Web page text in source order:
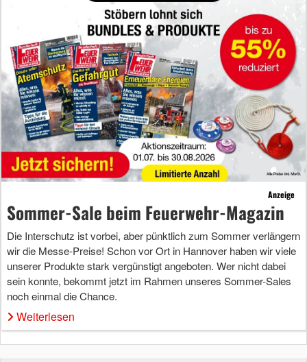
Anzeige
Sommer-Sale beim Feuerwehr-Magazin
Die Interschutz ist vorbei, aber pünktlich zum Sommer verlängern
wir die Messe-Preise! Schon vor Ort in Hannover haben wir viele
unserer Produkte stark vergünstigt angeboten. Wer nicht dabei
sein konnte, bekommt jetzt im Rahmen unseres Sommer-Sales
noch einmal die Chance.
Weiterlesen